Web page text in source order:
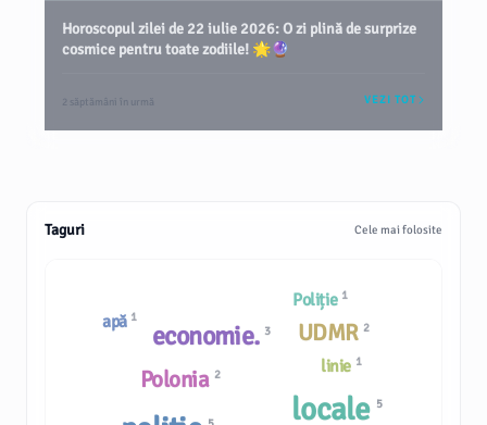
Horoscopul zilei de 22 iulie 2026: O zi plină de surprize
cosmice pentru toate zodiile! 🌟🔮
2 săptămâni în urmă VEZI TOT
Taguri Cele mai folosite
Poliție 1
Polonia 2 linie 1
UDMR 2
apă 1
economie. 3
locale 5